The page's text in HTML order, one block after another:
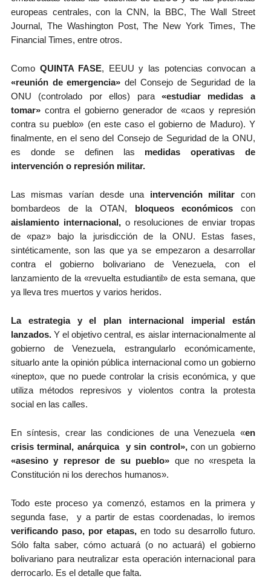
europeas centrales, con la CNN, la BBC, The Wall Street
Journal, The Washington Post, The New York Times, The
Financial Times, entre otros.
Como QUINTA FASE, EEUU y las potencias convocan a
«reunión de emergencia» del Consejo de Seguridad de la
ONU (controlado por ellos) para «estudiar medidas a
tomar» contra el gobierno generador de «caos y represión
contra su pueblo» (en este caso el gobierno de Maduro). Y
finalmente, en el seno del Consejo de Seguridad de la ONU,
es donde se definen las medidas operativas de
intervención o represión militar.
Las mismas varían desde una intervención militar con
bombardeos de la OTAN,
bloqueos económicos con
aislamiento internacional,o resoluciones de enviar tropas
de «paz» bajo la jurisdicción de la ONU. Estas fases,
sintéticamente, son las que ya se empezaron a desarrollar
contra el gobierno bolivariano de Venezuela, con el
lanzamiento de la «revuelta estudiantil» de esta semana, que
ya lleva tres muertos y varios heridos.
La estrategia y el plan internacional imperial están
lanzados.Y el objetivo central, es aislar internacionalmente al
gobierno de Venezuela, estrangularlo económicamente,
situarlo ante la opinión pública internacional como un gobierno
«inepto», que no puede controlar la crisis económica, y que
utiliza métodos represivos y violentos contra la protesta
social en las calles.
En síntesis, crear las condiciones de una Venezuela «en
crisis terminal, anárquica y sin control»,con un gobierno
«asesino y represor de su pueblo» que no «respeta la
Constitución ni los derechos humanos».
Todo este proceso ya comenzó, estamos en la primera y
segunda fase, y a partir de estas coordenadas, lo iremos
verificando paso, por etapas, en todo su desarrollo futuro.
Sólo falta saber, cómo actuará (o no actuará) el gobierno
bolivariano para neutralizar esta operación internacional para
derrocarlo. Es el detalle que falta.